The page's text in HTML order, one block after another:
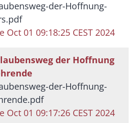
der-Hoffnung-
Oct 01 09:18:25 CEST 2024
der Hoffnung
der-Hoffnung-
Oct 01 09:17:26 CEST 2024